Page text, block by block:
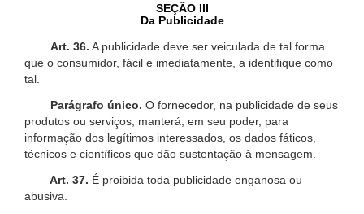
SEÇÃO III
Da Publicidade
Art. 36. A publicidade deve ser veiculada de tal forma
que o consumidor, fácil e imediatamente, a identifique como
tal.
Parágrafo único. O fornecedor, na publicidade de seus
produtos ou serviços, manterá, em seu poder, para
informação dos legítimos interessados, os dados fáticos,
técnicos e científicos que dão sustentação à mensagem.
Art. 37. É proibida toda publicidade enganosa ou
abusiva.